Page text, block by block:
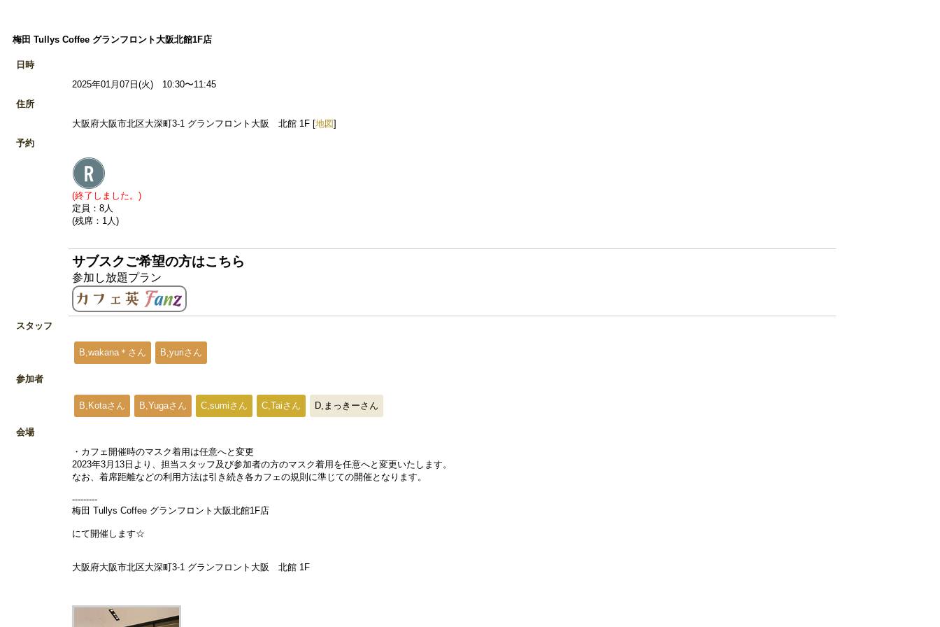
梅田 Tullys Coffee グランフロント大阪北館1F店
日時
2025年01月07日(火) 10:30〜11:45
住所
大阪府大阪市北区大深町3-1 グランフロント大阪 北館 1F [地図]
予約
(終了しました。)
定員：8人
(残席：1人)
サブスクご希望の方はこちら
参加し放題プラン
スタッフ
B,wakana＊さん B,yuriさん
参加者
B,Kotaさん B,Yugaさん C,sumiさん C,Taiさん D,まっきーさん
会場
・カフェ開催時のマスク着用は任意へと変更
2023年3月13日より、担当スタッフ及び参加者の方のマスク着用を任意へと変更いたします。
なお、着席距離などの利用方法は引き続き各カフェの規則に準じての開催となります。
---------
梅田 Tullys Coffee グランフロント大阪北館1F店
にて開催します☆
大阪府大阪市北区大深町3-1 グランフロント大阪 北館 1F